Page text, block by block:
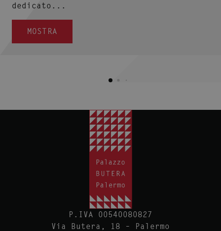
dedicato...
MOSTRA
P.IVA 00540080827
Via Butera, 18 – Palermo